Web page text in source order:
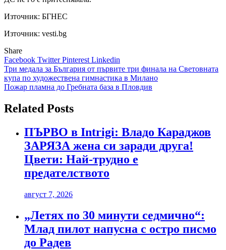
Източник: БГНЕС
Източник: vesti.bg
Share
Facebook TwitterPinterest Linkedin
Навигация
Три медала за България от първите три финала на Световната
купа по художествена гимнaстика в Милано
Пожар пламна до Гребната база в Пловдив
Related Posts
ПЪРВО в Intrigi: Владо Караджов
ЗАРЯЗА жена си заради друга!
Цвети: Най-трудно е
предателството
август 7, 2026
„Летях по 30 минути седмично“:
Млад пилот напусна с остро писмо
до Радев